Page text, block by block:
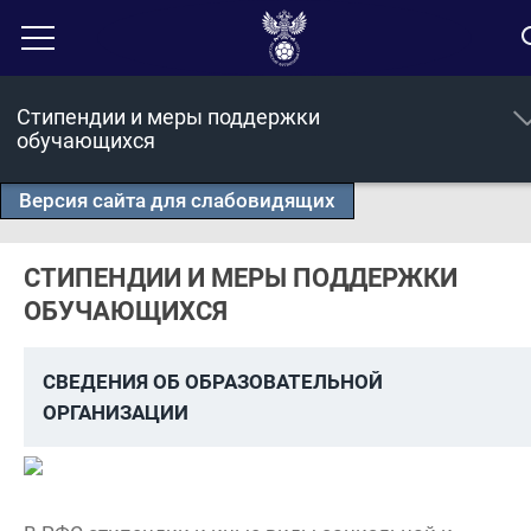
Стипендии и меры поддержки
обучающихся
Версия сайта для слабовидящих
СТИПЕНДИИ И МЕРЫ ПОДДЕРЖКИ
ОБУЧАЮЩИХСЯ
СВЕДЕНИЯ ОБ ОБРАЗОВАТЕЛЬНОЙ
ОРГАНИЗАЦИИ